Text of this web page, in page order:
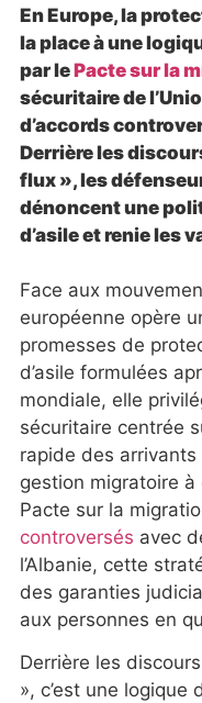
En Europe, la
la place à une
par lePacte sur la
sécuritaire de
d’accords
Derrière les
flux », les
dénoncent une
d’asile et renie les
Face aux
européenne opère
promesses de
d’asile formulées
mondiale, elle
sécuritaire centrée
rapide des
gestion migratoire
Pacte sur la
controversés avec
l’Albanie, cette
des garanties
aux personnes en
Derrière les
», c’est une logique